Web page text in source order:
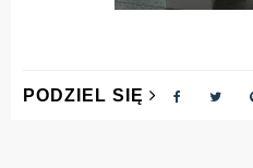
PODZIEL SIĘ